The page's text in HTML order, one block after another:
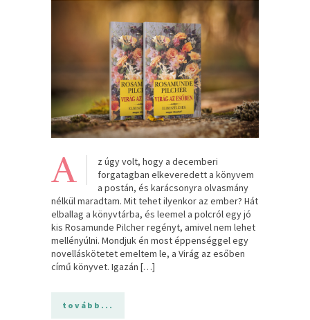
A
z úgy volt, hogy a decemberi
forgatagban elkeveredett a könyvem
a postán, és karácsonyra olvasmány
nélkül maradtam. Mit tehet ilyenkor az ember? Hát
elballag a könyvtárba, és leemel a polcról egy jó
kis Rosamunde Pilcher regényt, amivel nem lehet
mellényúlni. Mondjuk én most éppenséggel egy
novelláskötetet emeltem le, a Virág az esőben
című könyvet. Igazán […]
tovább...